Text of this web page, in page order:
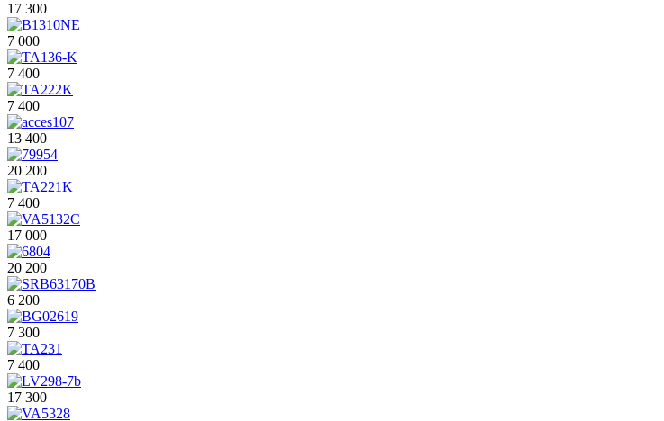
17 300
7 000
7 400
7 400
13 400
20 200
7 400
17 000
20 200
6 200
7 300
7 400
17 300